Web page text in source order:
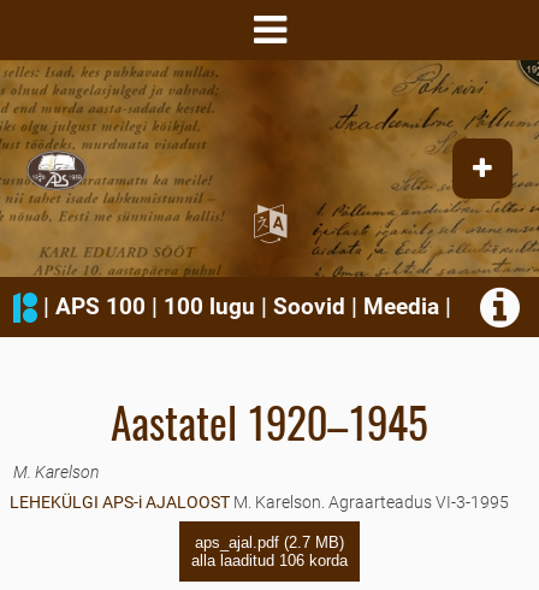
| APS 100 | 100 lugu | Soovid | Meedia|
Aastatel 1920–1945
M. Karelson
LEHEKÜLGI APS-i AJALOOST M. Karelson. Agraarteadus VI-3-1995
aps_ajal.pdf (2.7 MB)
alla laaditud 106 korda